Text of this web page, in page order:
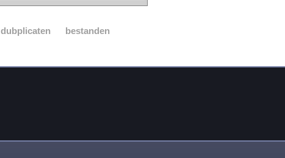
dubplicaten
bestanden